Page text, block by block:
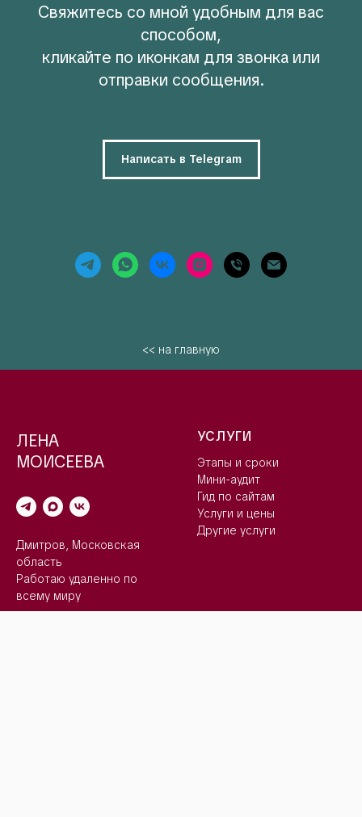
Свяжитесь со мной удобным для вас
способом,
кликайте по иконкам для звонка или
отправки сообщения.
Написать в Telegram
<< на главную
ЛЕНА
МОИСЕЕВА
Дмитров, Московская
область
Работаю удаленно по
всему миру
УСЛУГИ
Этапы и сроки
Мини-аудит
Гид по сайтам
Услуги и цены
Другие услуги